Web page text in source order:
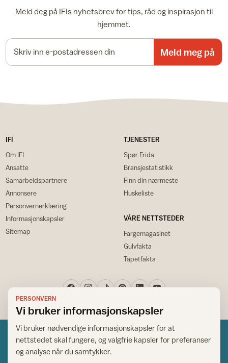
Meld deg på IFIs nyhetsbrev for tips, råd og inspirasjon til
hjemmet.
Meld meg på
IFI
Om IFI
Ansatte
Samarbeidspartnere
Annonsere
Personvernerklæring
Informasjonskapsler
Sitemap
TJENESTER
Spør Frida
Bransjestatistikk
Finn din nærmeste
Huskeliste
VÅRE NETTSTEDER
Fargemagasinet
Gulvfakta
Tapetfakta
PERSONVERN
Vi bruker informasjonskapsler
Vi bruker nødvendige informasjonskapsler for at
nettstedet skal fungere, og valgfrie kapsler for preferanser
og analyse når du samtykker.